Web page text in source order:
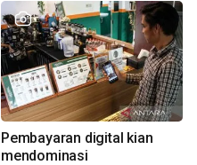
Pembayaran digital kian
mendominasi